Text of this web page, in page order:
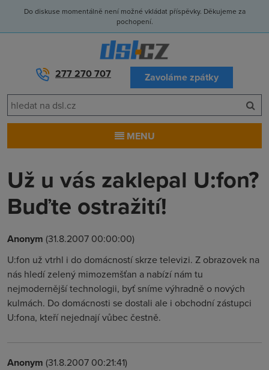
Do diskuse momentálně není možné vkládat příspěvky. Děkujeme za
pochopení.
277 270 707 Zavoláme zpátky
MENU
Už u vás zaklepal U:fon?
Buďte ostražití!
Anonym (31.8.2007 00:00:00)
U:fon už vtrhl i do domácností skrze televizi. Z obrazovek na
nás hledí zelený mimozemšťan a nabízí nám tu
nejmodernější technologii, byť sníme výhradně o nových
kulmách. Do domácnosti se dostali ale i obchodní zástupci
U:fona, kteří nejednají vůbec čestně.
Anonym (31.8.2007 00:21:41)